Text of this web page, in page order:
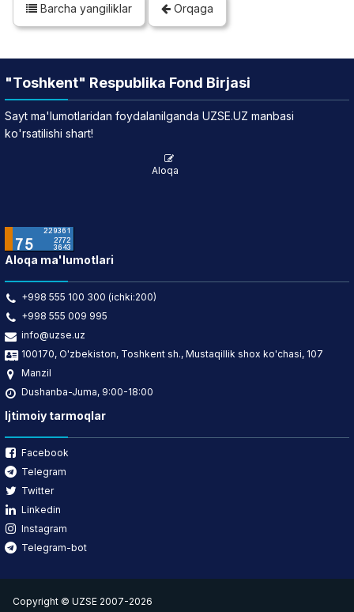
Barcha yangiliklar Orqaga
"Toshkent" Respublika Fond Birjasi
Sayt ma'lumotlaridan foydalanilganda UZSE.UZ manbasi
ko'rsatilishi shart!
Aloqa
Aloqa ma'lumotlari
+998 555 100 300 (ichki:200)
+998 555 009 995
info@uzse.uz
100170, O'zbekiston, Toshkent sh., Mustaqillik shox ko'chasi, 107
Manzil
Dushanba-Juma, 9:00-18:00
Ijtimoiy tarmoqlar
Facebook
Telegram
Twitter
Linkedin
Instagram
Telegram-bot
Copyright © UZSE 2007-2026